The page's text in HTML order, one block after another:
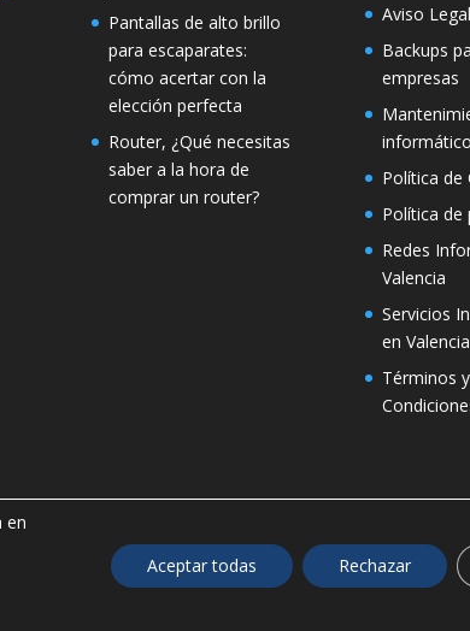
Pantallas de alto brillo
para escaparates:
cómo acertar con la
elección perfecta
Router, ¿Qué necesitas
saber a la hora de
comprar un router?
Aviso Legal
Backups
empresas
Política de
Política de
Redes
Valencia
Servicios
en Valencia
Términos y
en
Aceptar todas Rechazar